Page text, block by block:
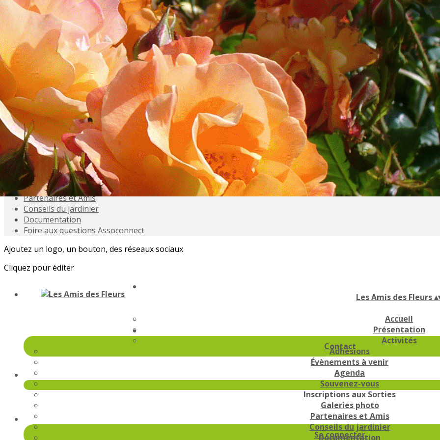
Exporter les lignes sélectionnées
Exporter toutes les colonnes
Exporter uniquement les colonnes affichées
Menu
<
>
Accueil
Présentation
Activités
Adhésions
Évènements à venir
Agenda
Souvenez-vous
Inscriptions aux Sorties
Galeries photo
Partenaires et Amis
Conseils du jardinier
Documentation
Foire aux questions Assoconnect
Ajoutez un logo, un bouton, des réseaux sociaux
Cliquez pour éditer
Les Amis des Fleurs▴
Accueil
Présentation
Activités
Adhésions
Évènements à venir
Agenda
Souvenez-vous
Inscriptions aux Sorties
Galeries photo
Partenaires et Amis
Conseils du jardinier
Documentation
Contact
Se connecter